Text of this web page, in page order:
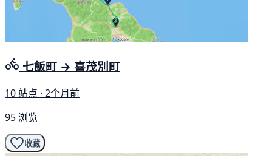
七飯町 → 喜茂別町
10 站点 · 2个月前
95 浏览
收藏